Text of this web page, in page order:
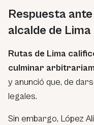
Respuesta
alcalde de Lima
Rutas de Lima
culminar
y anunció que, de
legales.
Sin embargo, López